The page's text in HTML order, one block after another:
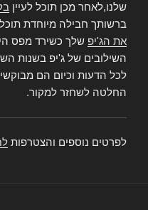
שלנו,לאחר מכן תוכל לעיין
ברשותך חבילה מיוחדת
את הג'יפ שלך כשירד מפס
השילובים של ג'יפ בשנות
לכל הדעות וכיום הם
החלטה לשחזר למקור.
לפרטים נוספים והצטרפות